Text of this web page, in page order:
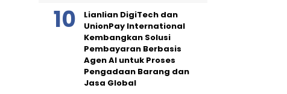
Lianlian DigiTech dan
UnionPay International
Kembangkan Solusi
Pembayaran Berbasis
Agen AI untuk Proses
Pengadaan Barang dan
Jasa Global